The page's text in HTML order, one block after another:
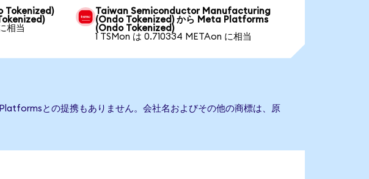
Tokenized)
相当
Taiwan Semiconductor Manufacturing
(Ondo Tokenized) から Meta Platforms
(Ondo Tokenized)
1 TSMon は 0.710334 METAon に相当
との提携もありません。会社名およびその他の商標は、原